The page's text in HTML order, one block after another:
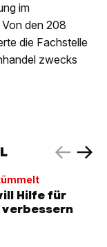
im
den 208
die Fachstelle
zwecks
Hilfe für